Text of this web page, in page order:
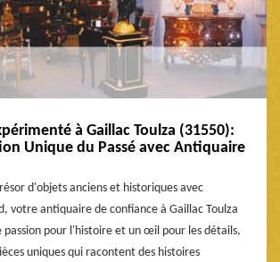
à Gaillac Toulza (31550):
Unique du Passé avec Antiquaire
d'objets anciens et historiques avec
votre antiquaire de confiance à Gaillac Toulza
passion pour l'histoire et un œil pour les détails,
uniques qui racontent des histoires